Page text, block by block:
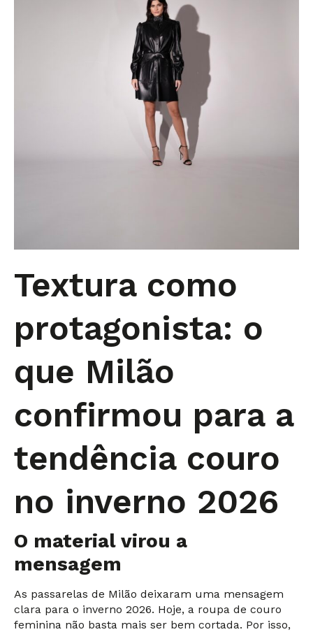
Textura como
protagonista: o
que Milão
confirmou para a
tendência couro
no inverno 2026
O material virou a
mensagem
As passarelas de Milão deixaram uma mensagem
clara para o inverno 2026. Hoje, a roupa de couro
feminina não basta mais ser bem cortada. Por isso,